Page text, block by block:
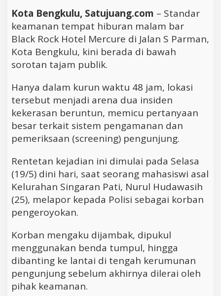
Kota Bengkulu, Satujuang.com – Standar
keamanan tempat hiburan malam bar
Black Rock Hotel Mercure di Jalan S Parman,
Kota Bengkulu, kini berada di bawah
sorotan tajam publik.
Hanya dalam kurun waktu 48 jam, lokasi
tersebut menjadi arena dua insiden
kekerasan beruntun, memicu pertanyaan
besar terkait sistem pengamanan dan
pemeriksaan (screening) pengunjung.
Rentetan kejadian ini dimulai pada Selasa
(19/5) dini hari, saat seorang mahasiswi asal
Kelurahan Singaran Pati, Nurul Hudawasih
(25), melapor kepada Polisi sebagai korban
pengeroyokan.
Korban mengaku dijambak, dipukul
menggunakan benda tumpul, hingga
dibanting ke lantai di tengah kerumunan
pengunjung sebelum akhirnya dilerai oleh
pihak keamanan.